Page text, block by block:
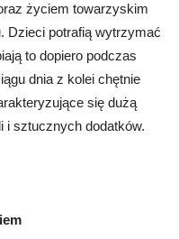
życiem towarzyskim
Dzieci potrafią wytrzymać
to dopiero podczas
dnia z kolei chętnie
się dużą
i sztucznych dodatków.